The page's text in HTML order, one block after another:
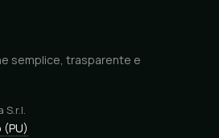
semplice, trasparente e
S.r.l.
(PU)